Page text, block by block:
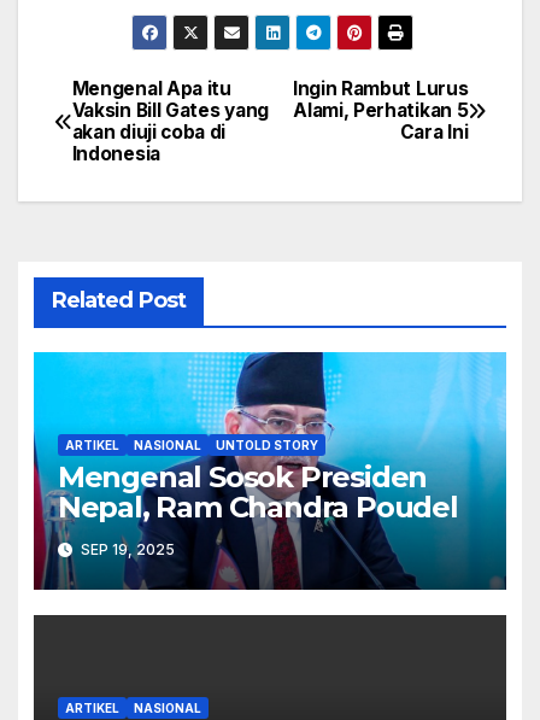
Navigasi
pos
Ingin Rambut Lurus
Alami, Perhatikan 5
Cara Ini
Mengenal Apa itu
Vaksin Bill Gates yang
akan diuji coba di
Indonesia
Related Post
ARTIKEL NASIONAL UNTOLD STORY
Mengenal Sosok Presiden
Nepal, Ram Chandra Poudel
SEP 19, 2025
ARTIKEL NASIONAL